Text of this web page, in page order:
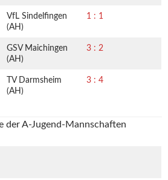
VfL Sindelfingen
(AH)
1 : 1
GSV Maichingen
(AH)
3 : 2
TV Darmsheim
(AH)
3 : 4
der A-Jugend-Mannschaften